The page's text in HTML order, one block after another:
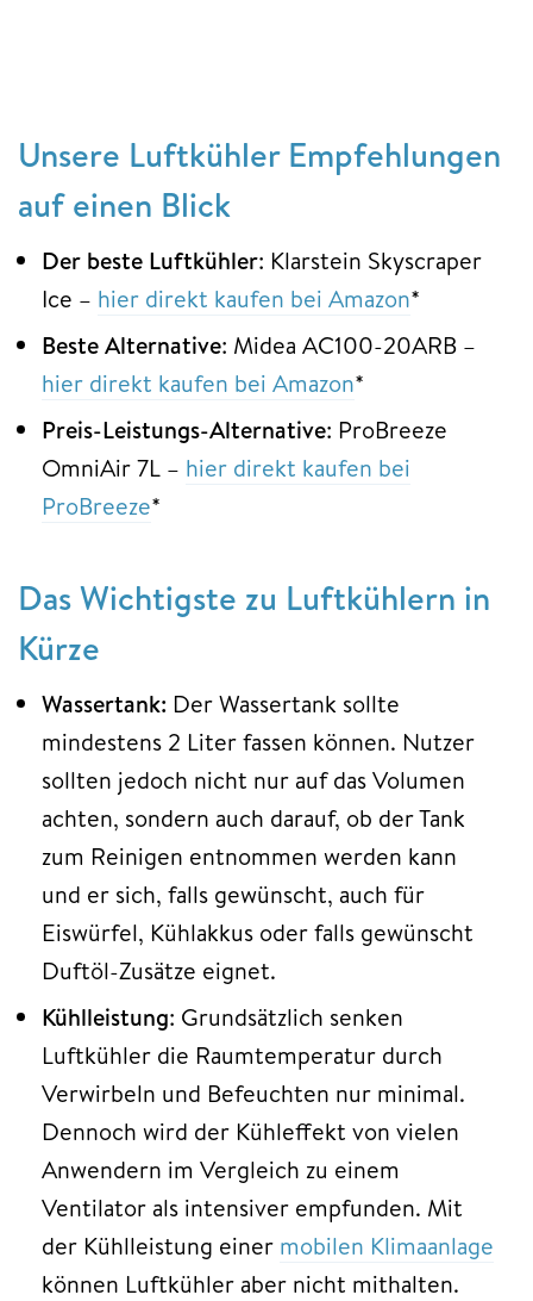
Unsere Luftkühler Empfehlungen
auf einen Blick
Der beste Luftkühler: Klarstein Skyscraper
Ice – hier direkt kaufen bei Amazon*
Beste Alternative: Midea AC100-20ARB –
hier direkt kaufen bei Amazon*
Preis-Leistungs-Alternative: ProBreeze
OmniAir 7L – hier direkt kaufen bei
ProBreeze*
Das Wichtigste zu Luftkühlern in
Kürze
Wassertank: Der Wassertank sollte
mindestens 2 Liter fassen können. Nutzer
sollten jedoch nicht nur auf das Volumen
achten, sondern auch darauf, ob der Tank
zum Reinigen entnommen werden kann
und er sich, falls gewünscht, auch für
Eiswürfel, Kühlakkus oder falls gewünscht
Duftöl-Zusätze eignet.
Kühlleistung: Grundsätzlich senken
Luftkühler die Raumtemperatur durch
Verwirbeln und Befeuchten nur minimal.
Dennoch wird der Kühleffekt von vielen
Anwendern im Vergleich zu einem
Ventilator als intensiver empfunden. Mit
der Kühlleistung einer mobilen Klimaanlage
können Luftkühler aber nicht mithalten.